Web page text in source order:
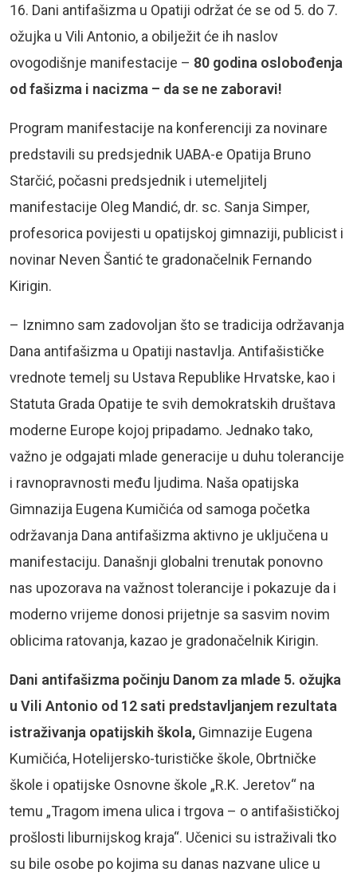
16. Dani antifašizma u Opatiji održat će se od 5. do 7.
ožujka u Vili Antonio, a obilježit će ih naslov
ovogodišnje manifestacije – 80 godina oslobođenja
od fašizma i nacizma – da se ne zaboravi!
Program manifestacije na konferenciji za novinare
predstavili su predsjednik UABA-e Opatija Bruno
Starčić, počasni predsjednik i utemeljitelj
manifestacije Oleg Mandić, dr. sc. Sanja Simper,
profesorica povijesti u opatijskoj gimnaziji, publicist i
novinar Neven Šantić te gradonačelnik Fernando
Kirigin.
– Iznimno sam zadovoljan što se tradicija održavanja
Dana antifašizma u Opatiji nastavlja. Antifašističke
vrednote temelj su Ustava Republike Hrvatske, kao i
Statuta Grada Opatije te svih demokratskih društava
moderne Europe kojoj pripadamo. Jednako tako,
važno je odgajati mlade generacije u duhu tolerancije
i ravnopravnosti među ljudima. Naša opatijska
Gimnazija Eugena Kumičića od samoga početka
održavanja Dana antifašizma aktivno je uključena u
manifestaciju. Današnji globalni trenutak ponovno
nas upozorava na važnost tolerancije i pokazuje da i
moderno vrijeme donosi prijetnje sa sasvim novim
oblicima ratovanja, kazao je gradonačelnik Kirigin.
Dani antifašizma počinju Danom za mlade 5. ožujka
u Vili Antonio od 12 sati predstavljanjem rezultata
istraživanja opatijskih škola, Gimnazije Eugena
Kumičića, Hotelijersko-turističke škole, Obrtničke
škole i opatijske Osnovne škole „R.K. Jeretov“ na
temu „Tragom imena ulica i trgova – o antifašističkoj
prošlosti liburnijskog kraja“. Učenici su istraživali tko
su bile osobe po kojima su danas nazvane ulice u